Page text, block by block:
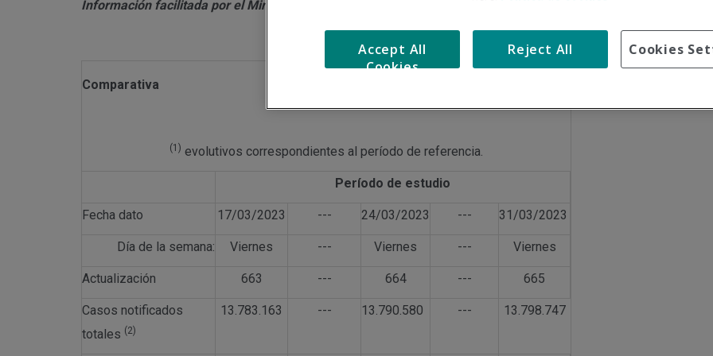
Información facilitada por el Ministerio de Sanidad
Comparativa
(1) evolutivos correspondientes al período de referencia.
Período de estudio
Fecha dato 17/03/2023 --- 24/03/2023 --- 31/03/2023
Día de la semana: Viernes --- Viernes --- Viernes
Actualización 663 --- 664 --- 665
Casos notificados
totales (2)
13.783.163 --- 13.790.580 --- 13.798.747
Cookies
Reject All
Accept All
Cookies